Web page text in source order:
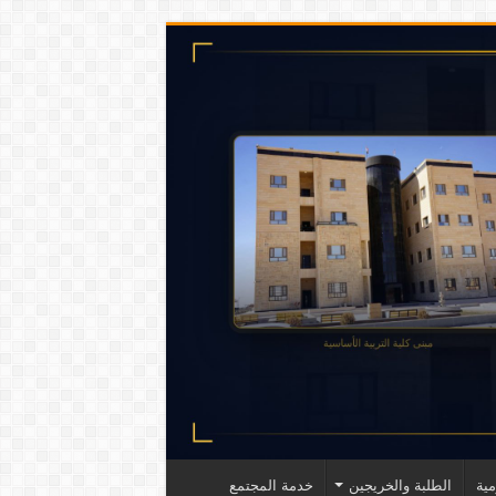
الطلبة والخريجين خدمة المجتمع